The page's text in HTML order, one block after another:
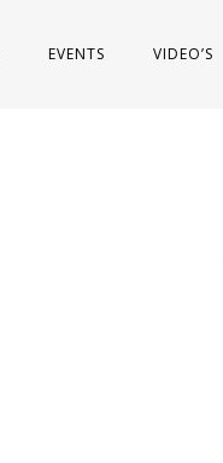
EVENTS VIDEO’S